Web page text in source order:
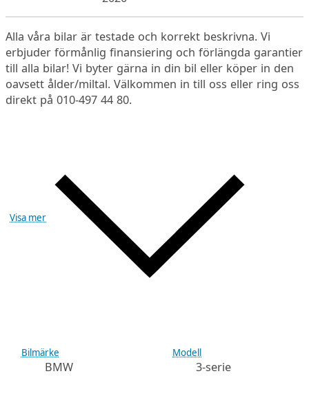
Alla våra bilar är testade och korrekt beskrivna. Vi
erbjuder förmånlig finansiering och förlängda garantier
till alla bilar! Vi byter gärna in din bil eller köper in den
oavsett ålder/miltal. Välkommen in till oss eller ring oss
direkt på 010-497 44 80.
Visa mer
Bilmärke
BMW
Modell
3-serie